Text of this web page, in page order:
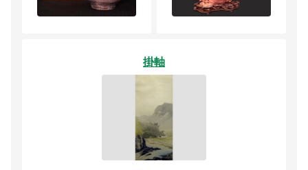
掛軸